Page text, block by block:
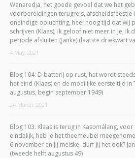
Wanaredja, het goede gevoel dat we het
voorbereidingen terugreis, afscheidsfeestje
oneindige opluchting, heel hoog tijd dat wij
schrijven (Klaas); ik geloof niet meer in je, ik
periode afsluiten (Janke) (laatste driekwart
4 May, 2021
Blog 104: D-batterij op rust, het wordt
het eind (Klaas) en de moeilijke eerste tijd in
augustus, begin september 1949)
24 March, 2021
Blog 103: Klaas is terug in Kasomálang,
eindelijk, heb je het theemeubel
6 november en jij meiske, durf jij het ook?
(tweede helft augustus 49)